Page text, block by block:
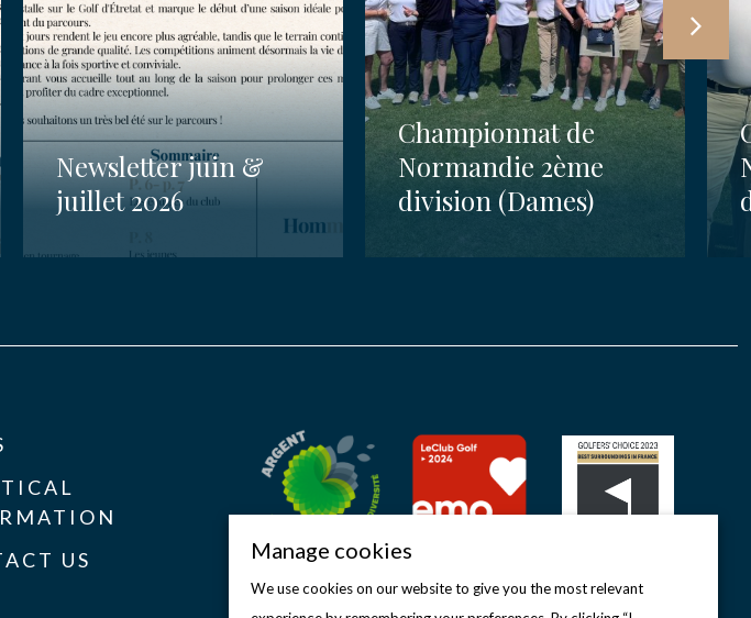
Newsletter juin &
juillet 2026
Championnat de
Normandie 2ème
division (Dames)
US
Manage cookies
We use cookies on our website to give you the most relevant